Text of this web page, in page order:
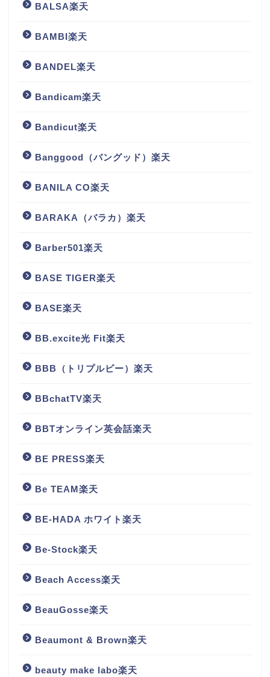
BALSA楽天
BAMBI楽天
BANDEL楽天
Bandicam楽天
Bandicut楽天
Banggood（バングッド）楽天
BANILA CO楽天
BARAKA（バラカ）楽天
Barber501楽天
BASE TIGER楽天
BASE楽天
BB.excite光 Fit楽天
BBB（トリプルビー）楽天
BBchatTV楽天
BBTオンライン英会話楽天
BE PRESS楽天
Be TEAM楽天
BE-HADA ホワイト楽天
Be-Stock楽天
Beach Access楽天
BeauGosse楽天
Beaumont & Brown楽天
beauty make labo楽天